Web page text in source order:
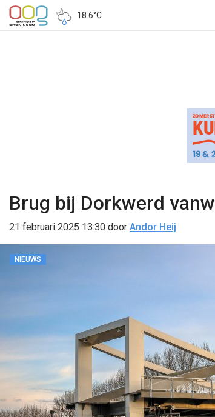
18.6°C
Brug bij Dorkwerd
21 februari 2025 13:30 door Andor Heij
NIEUWS